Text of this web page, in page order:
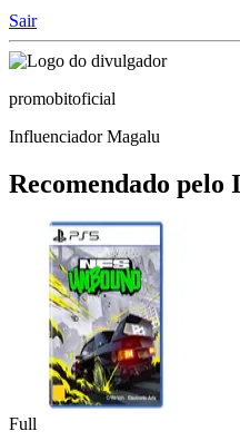
Sair
promobitoficial
Influenciador Magalu
Recomendado
Full